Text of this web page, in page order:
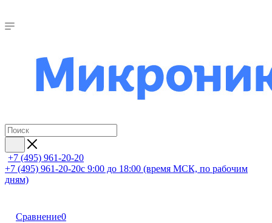
+7 (495) 961-20-20
+7 (495) 961-20-20с 9:00 до 18:00 (время МСК, по рабочим
дням)
Сравнение0